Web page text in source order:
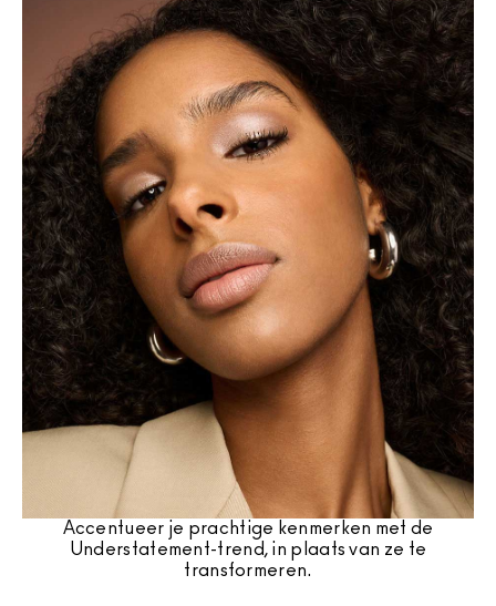
Accentueer je prachtige kenmerken met de
Understatement-trend, in plaats van ze te
transformeren.